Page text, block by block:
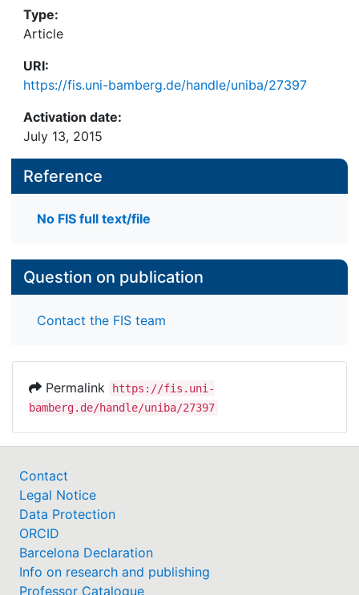
Type:
Article
URI:
https://fis.uni-bamberg.de/handle/uniba/27397
Activation date:
July 13, 2015
Reference
No FIS full text/file
Question on publication
Contact the FIS team
Permalink
https://fis.uni-
bamberg.de/handle/uniba/27397
Contact
Legal Notice
Data Protection
ORCID
Barcelona Declaration
Info on research and publishing
Professor Catalogue